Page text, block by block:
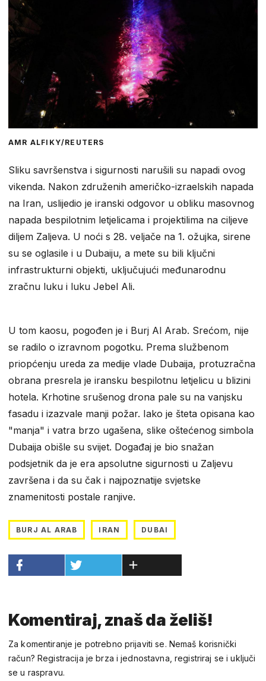
AMR ALFIKY/REUTERS
Sliku savršenstva i sigurnosti narušili su napadi ovog
vikenda. Nakon združenih američko-izraelskih napada
na Iran, uslijedio je iranski odgovor u obliku masovnog
napada bespilotnim letjelicama i projektilima na ciljeve
diljem Zaljeva. U noći s 28. veljače na 1. ožujka, sirene
su se oglasile i u Dubaiju, a mete su bili ključni
infrastrukturni objekti, uključujući međunarodnu
zračnu luku i luku Jebel Ali.
U tom kaosu, pogođen je i Burj Al Arab. Srećom, nije
se radilo o izravnom pogotku. Prema službenom
priopćenju ureda za medije vlade Dubaija, protuzračna
obrana presrela je iransku bespilotnu letjelicu u blizini
hotela. Krhotine srušenog drona pale su na vanjsku
fasadu i izazvale manji požar. Iako je šteta opisana kao
"manja" i vatra brzo ugašena, slike oštećenog simbola
Dubaija obišle su svijet. Događaj je bio snažan
podsjetnik da je era apsolutne sigurnosti u Zaljevu
završena i da su čak i najpoznatije svjetske
znamenitosti postale ranjive.
BURJ AL ARAB IRAN DUBAI
Komentiraj, znaš da želiš!
Za komentiranje je potrebno prijaviti se. Nemaš korisnički
račun? Registracija je brza i jednostavna, registriraj se i uključi
se u raspravu.